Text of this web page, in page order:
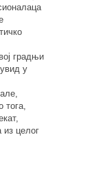
градњи
у
тога,
целог